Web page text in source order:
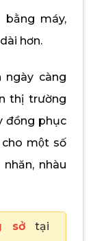
máy,
hơn.
ngày càng
thị trường
đồng phục
một số
nhàu
sở tại